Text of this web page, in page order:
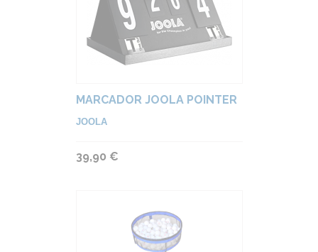
MARCADOR JOOLA POINTER
JOOLA
39,90 €